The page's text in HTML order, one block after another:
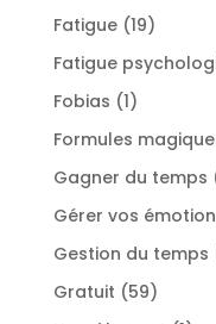
Fatigue 1919
Fatigue
Fobias 11
produit
Formules
Gagner du temps
Gérer vos
Gestion du temps
Gratuit 5959